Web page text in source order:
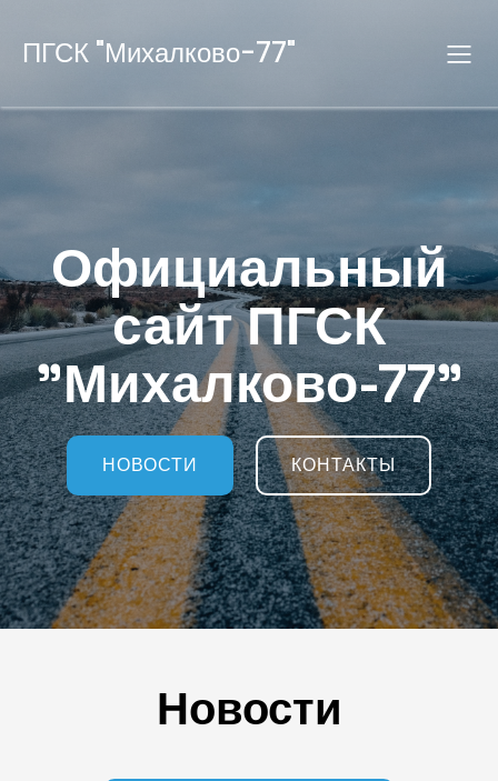
ПГСК "Михалково-77"
Официальный
сайт ПГСК
"Михалково-77"
НОВОСТИ КОНТАКТЫ
Новости